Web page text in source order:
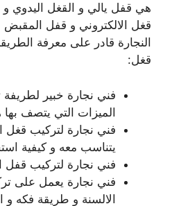
هي قفل يالي و القغل اليدوي و
قغل الالكتروني و قفل
النجارة قادر على معرفة
قغل:
فني نجارة خبير
الميزات التي يتصف بها
فني نجارة لتركيب قغل
يتناسب معه و كيفية
فني نجارة لتركيب قفل
فني نجارة يعمل على
الالسنة و طريقة فكه و